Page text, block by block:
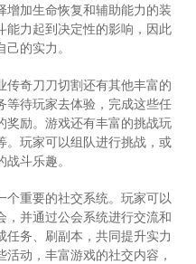
增加生命恢复和辅助能力的装
能力起到决定性的影响，因此
的实力。
传奇刀刀切割还有其他丰富的
等待玩家去体验，完成这些任
奖励。游戏还有丰富的挑战玩
。玩家可以组队进行挑战，或
斗乐趣。
个重要的社交系统。玩家可以
，并通过公会系统进行交流和
务、刷副本，共同提升实力
动，丰富游戏的社交内容，